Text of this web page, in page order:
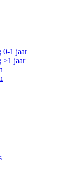
0-1 jaar
>1 jaar